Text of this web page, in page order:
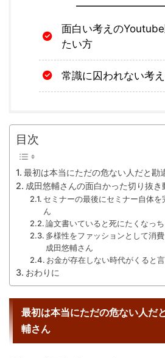
面白い考えの
たい方
常識に囚われない考
目次
最初は本当にただの危ない人だと勘
成田悠輔さんの面白かった切り抜き
セミナーの最後にセミナー自体を
ん
論文書いていると死にたくなっ
多様性をファッションとして消
成田悠輔さん
お金が存在しない時代がくると
おわりに
最初は本当にただの危ない人だ
輔さん